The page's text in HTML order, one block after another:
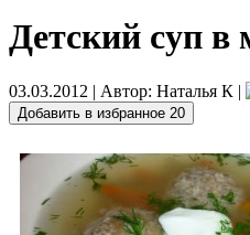
Детский суп в
03.03.2012 | Автор: Наталья К |
Добавить в избранное 20